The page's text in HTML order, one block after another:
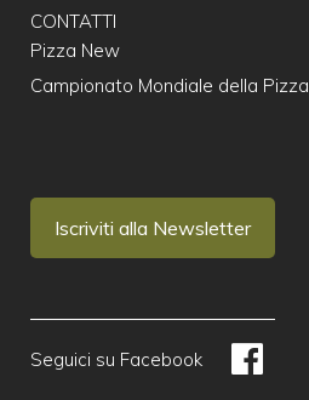
CONTATTI
Pizza New
Campionato Mondiale della Pizza
Iscriviti alla Newsletter
Seguici su Facebook